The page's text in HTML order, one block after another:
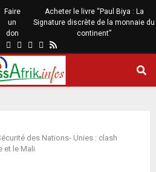
Faire
un
don
Acheter le livre “Paul Biya : La
Signature discrète de la monnaie du
continent”
des Nations- Unies : clash
et le Mali